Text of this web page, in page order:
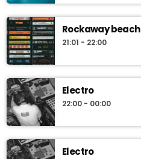
Rockaway beach
21:01 - 22:00
Electro
22:00 - 00:00
Electro